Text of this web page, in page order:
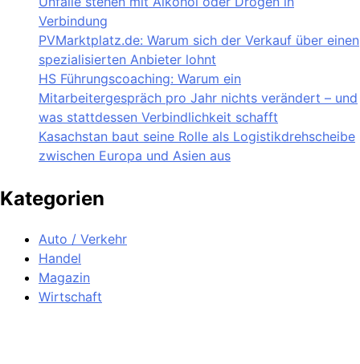
Verbindung
PVMarktplatz.de: Warum sich der Verkauf über einen
spezialisierten Anbieter lohnt
HS Führungscoaching: Warum ein
Mitarbeitergespräch pro Jahr nichts verändert – und
was stattdessen Verbindlichkeit schafft
Kasachstan baut seine Rolle als Logistikdrehscheibe
zwischen Europa und Asien aus
Kategorien
Auto / Verkehr
Handel
Magazin
Wirtschaft